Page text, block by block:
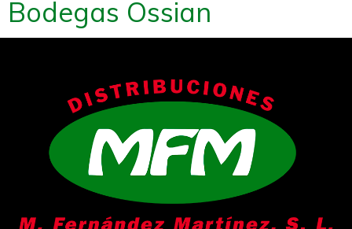
Bodegas Ossian